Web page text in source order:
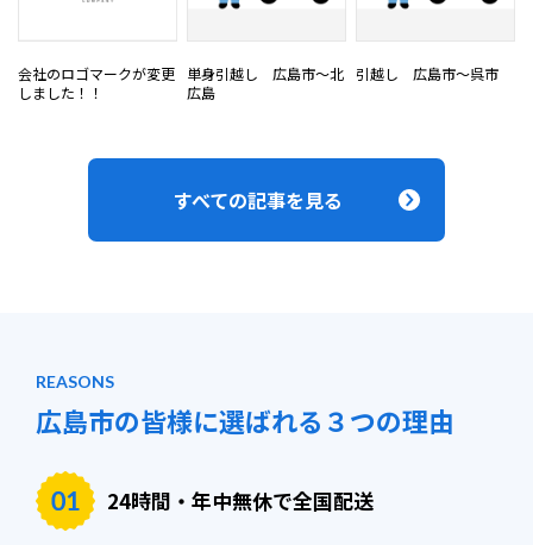
会社のロゴマークが変更
しました！！
単身引越し 広島市～北
広島
引越し 広島市～呉市
すべての記事を見る
REASONS
広島市の皆様に選ばれる ３つの理由
24時間・年中無休で全国配送